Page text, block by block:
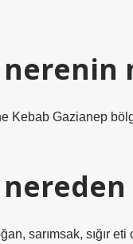
nerenin
Kebab Gazianep
sarımsak, sığır